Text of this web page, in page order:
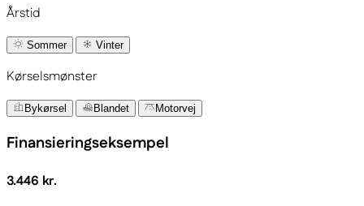
Årstid
Sommer Vinter
Kørselsmønster
Bykørsel Blandet Motorvej
Finansieringseksempel
3.446 kr.